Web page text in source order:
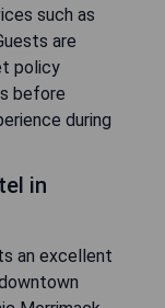
such as
are
policy
before
during
in
an excellent